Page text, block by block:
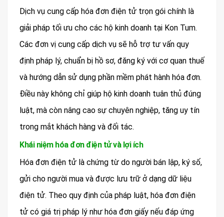
Dịch vụ cung cấp hóa đơn điện tử trọn gói chính là
giải pháp tối ưu cho các hộ kinh doanh tại Kon Tum.
Các đơn vị cung cấp dịch vụ sẽ hỗ trợ tư vấn quy
định pháp lý, chuẩn bị hồ sơ, đăng ký với cơ quan thuế
và hướng dẫn sử dụng phần mềm phát hành hóa đơn.
Điều này không chỉ giúp hộ kinh doanh tuân thủ đúng
luật, mà còn nâng cao sự chuyên nghiệp, tăng uy tín
trong mắt khách hàng và đối tác.
Khái niệm hóa đơn điện tử và lợi ích
Hóa đơn điện tử là chứng từ do người bán lập, ký số,
gửi cho người mua và được lưu trữ ở dạng dữ liệu
điện tử. Theo quy định của pháp luật, hóa đơn điện
tử có giá trị pháp lý như hóa đơn giấy nếu đáp ứng